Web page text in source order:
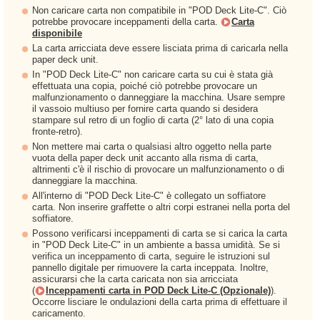
Non caricare carta non compatibile in "POD Deck Lite-C". Ciò
potrebbe provocare inceppamenti della carta.
Carta
disponibile
La carta arricciata deve essere lisciata prima di caricarla nella
paper deck unit.
In "POD Deck Lite-C" non caricare carta su cui è stata già
effettuata una copia, poiché ciò potrebbe provocare un
malfunzionamento o danneggiare la macchina. Usare sempre
il vassoio multiuso per fornire carta quando si desidera
stampare sul retro di un foglio di carta (2° lato di una copia
fronte-retro).
Non mettere mai carta o qualsiasi altro oggetto nella parte
vuota della paper deck unit accanto alla risma di carta,
altrimenti c'è il rischio di provocare un malfunzionamento o di
danneggiare la macchina.
All'interno di "POD Deck Lite-C" è collegato un soffiatore
carta. Non inserire graffette o altri corpi estranei nella porta del
soffiatore.
Possono verificarsi inceppamenti di carta se si carica la carta
in "POD Deck Lite-C" in un ambiente a bassa umidità. Se si
verifica un inceppamento di carta, seguire le istruzioni sul
pannello digitale per rimuovere la carta inceppata. Inoltre,
assicurarsi che la carta caricata non sia arricciata
(
Inceppamenti carta in POD Deck Lite-C (Opzionale)).
Occorre lisciare le ondulazioni della carta prima di effettuare il
caricamento.